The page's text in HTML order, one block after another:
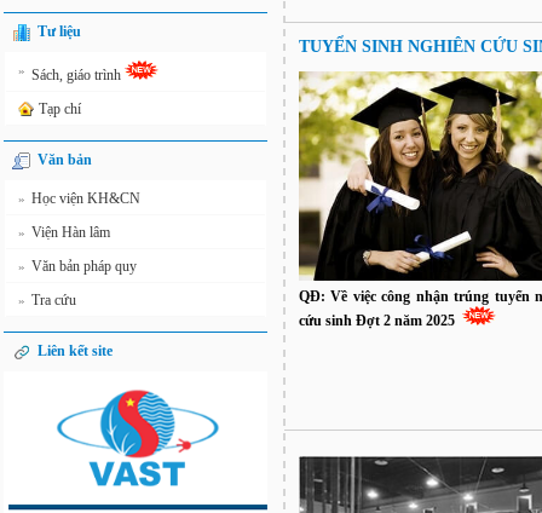
Tư liệu
» Sách, giáo trình
Tạp chí
Văn bản
» Học viện KH&CN
» Viện Hàn lâm
» Văn bản pháp quy
» Tra cứu
Liên kết site
TUYỂN SINH NGHIÊN CỨU
QĐ: Về việc công nhận trúng tuyển
cứu sinh Đợt 2 năm 2025